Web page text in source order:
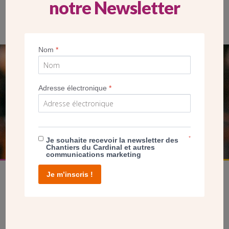
La pose du mur vitrail de Thierry Boissel
SEUL VOTRE DON
NOUS PERMET D’AGIR
FAIRE UN DON
notre Newsletter
Nom*
Adresse électronique*
Je souhaite recevoir la newsletter des
Chantiers du Cardinal et autres
communications marketing
*
Je m’inscris !